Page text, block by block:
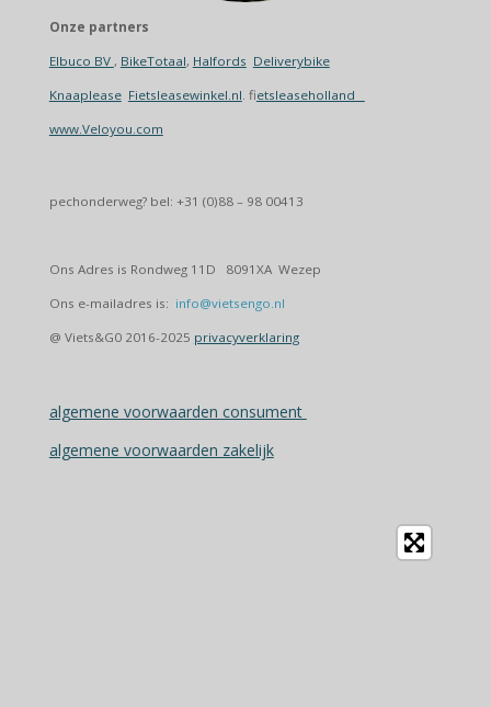
Onze partners
Elbuco BV , BikeTotaal, Halfords Deliverybike
Knaaplease Fietsleasewinkel.nl. fietsleaseholland
www.Veloyou.com
pechonderweg? bel: +31 (0)88 – 98 00413
Ons Adres is Rondweg 11D 8091XA Wezep
Ons e-mailadres is: info@vietsengo.nl
@ Viets&G0 2016-2025 privacyverklaring
algemene voorwaarden consument
algemene voorwaarden zakelijk